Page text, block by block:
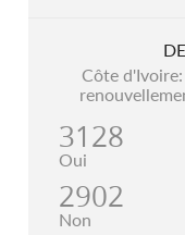
Côte
3128
Oui
2902
Non